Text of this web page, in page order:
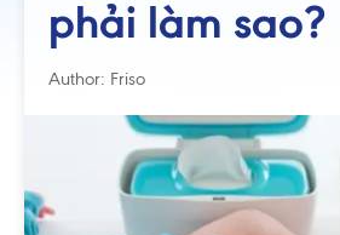
phải làm sao?
Author: Friso